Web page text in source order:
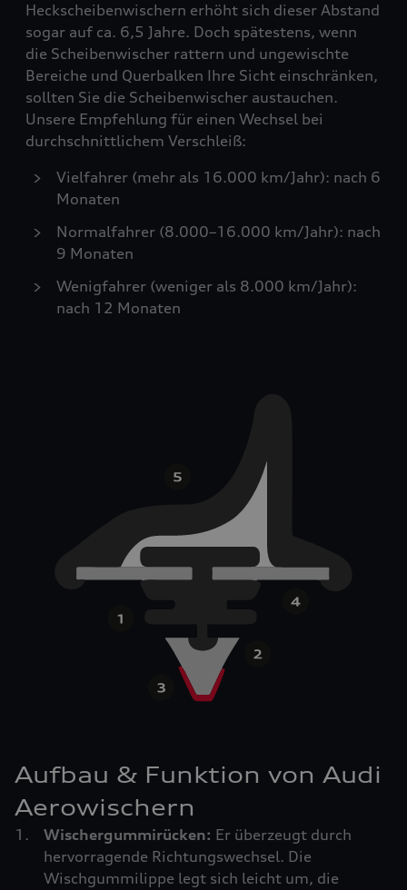
Heckscheibenwischern erhöht sich dieser Abstand
sogar auf ca. 6,5 Jahre. Doch spätestens, wenn
die Scheibenwischer rattern und ungewischte
Bereiche und Querbalken Ihre Sicht einschränken,
sollten Sie die Scheibenwischer austauchen.
Unsere Empfehlung für einen Wechsel bei
durchschnittlichem Verschleiß:
Vielfahrer (mehr als 16.000 km/Jahr): nach 6
Monaten
Normalfahrer (8.000–16.000 km/Jahr): nach
9 Monaten
Wenigfahrer (weniger als 8.000 km/Jahr):
nach 12 Monaten
Aufbau & Funktion von Audi
Aerowischern
Wischergummirücken: Er überzeugt durch
hervorragende Richtungswechsel. Die
Wischgummilippe legt sich leicht um, die